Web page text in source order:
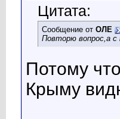
Цитата:
Сообщение от ОЛЕ
Повторю вопрос,а с
Потому
Крыму